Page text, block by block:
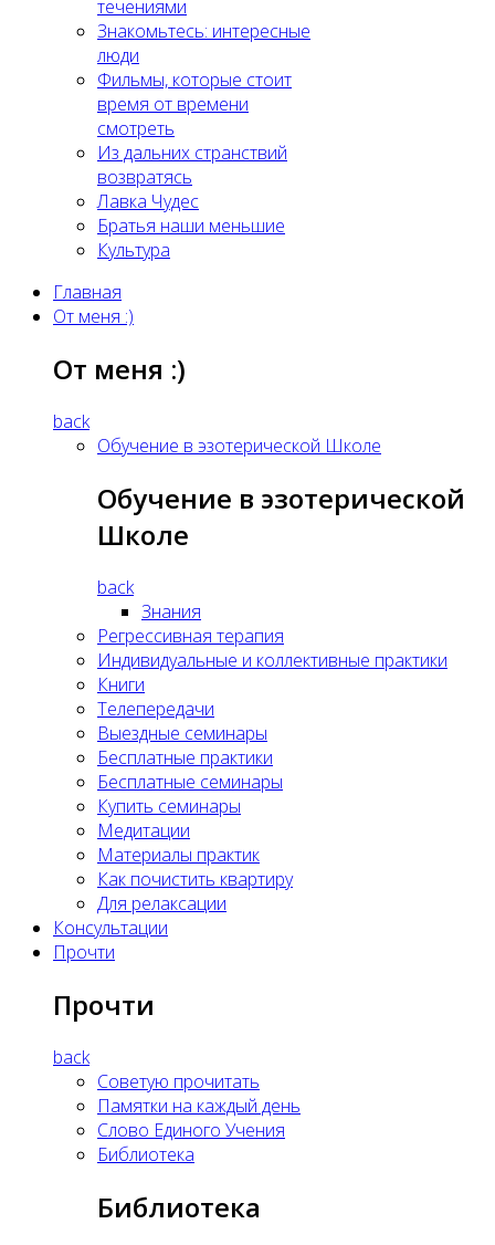
течениями
Знакомьтесь: интересные
люди
Фильмы, которые стоит
время от времени
смотреть
Из дальних странствий
возвратясь
Лавка Чудес
Братья наши меньшие
Культура
Главная
От меня :)
От меня :)
back
Обучение в эзотерической Школе
Обучение в эзотерической
Школе
back
Знания
Регрессивная терапия
Индивидуальные и коллективные практики
Книги
Телепередачи
Выездные семинары
Бесплатные практики
Бесплатные семинары
Купить семинары
Медитации
Материалы практик
Как почистить квартиру
Для релаксации
Консультации
Прочти
Прочти
back
Советую прочитать
Памятки на каждый день
Слово Единого Учения
Библиотека
Библиотека